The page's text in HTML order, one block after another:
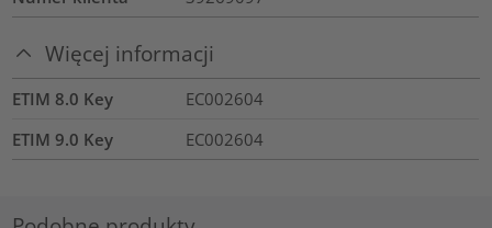
Więcej informacji
ETIM 8.0 Key
EC002604
ETIM 9.0 Key
EC002604